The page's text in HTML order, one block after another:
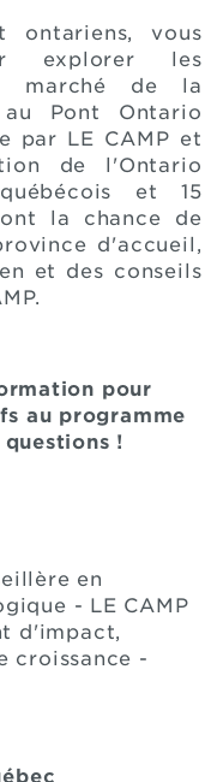
ontariens, vous
explorer les
marché de la
Pont Ontario
par LE CAMP et
de l'Ontario
et 15
la chance de
d'accueil,
et des conseils
pour
au programme
!
en
- LE CAMP
d'impact,
croissance -